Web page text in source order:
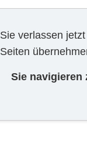
Sie verlassen
Seiten
Sie navigieren